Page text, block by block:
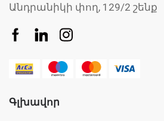
Անդրանիկի փող, 129/2 շենք
Գլխավոր